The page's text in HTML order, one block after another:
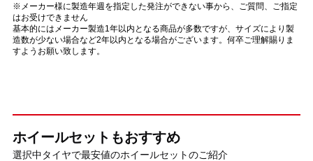
※メーカー様に製造年週を指定した発注ができない事から、ご質問、ご指定
はお受けできません
基本的にはメーカー製造1年以内となる商品が多数ですが、サイズにより製
造数が少ない場合など2年以内となる場合がございます。何卒ご理解賜りま
すようお願い致します。
ホイールセットもおすすめ
選択中タイヤで最安値のホイールセットのご紹介